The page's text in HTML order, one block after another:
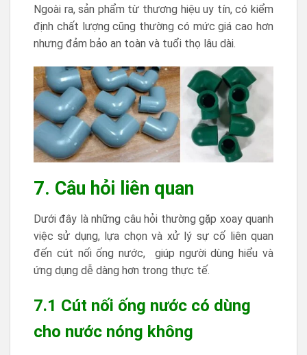
Ngoài ra, sản phẩm từ thương hiệu uy tín, có kiểm
định chất lượng cũng thường có mức giá cao hơn
nhưng đảm bảo an toàn và tuổi thọ lâu dài.
7. Câu hỏi liên quan
Dưới đây là những câu hỏi thường gặp xoay quanh
việc sử dụng, lựa chọn và xử lý sự cố liên quan
đến cút nối ống nước, giúp người dùng hiểu và
ứng dụng dễ dàng hơn trong thực tế.
7.1 Cút nối ống nước có dùng
cho nước nóng không